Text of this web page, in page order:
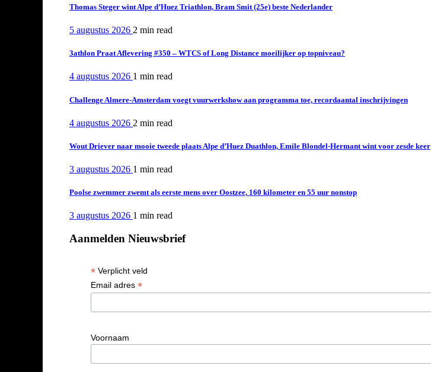
Thomas Steger wint Alpe d’Huez Triathlon, Bram Smit (25e) beste Nederlander
5 augustus 2026 2 min read
3athlon Praat Aflevering #350 – WTCS of Long Distance moeilijker op topniveau?
4 augustus 2026 1 min read
Challenge Almere-Amsterdam voegt vuurwerkshow aan programma toe, recordaantal inschrijvingen
4 augustus 2026 2 min read
Wout Driever naar mooie tweede plaats Alpe d’Huez Duathlon, Emile Blondel-Hermant wint voor zesde keer
3 augustus 2026 1 min read
Poolse zwemmer zwemt als eerste mens over Oostzee, 160 kilometer en 55 uur nonstop
3 augustus 2026 1 min read
Aanmelden Nieuwsbrief
* Verplicht veld
Email adres *
Voornaam